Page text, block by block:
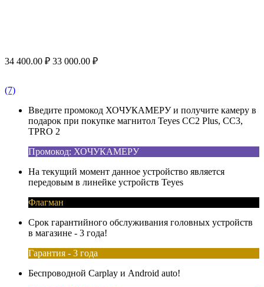
34 400.00 ₽ 33 000.00 ₽
(7)
Введите промокод ХОЧУКАМЕРУ и получите камеру в
подарок при покупке магнитол Teyes CC2 Plus, CC3,
TPRO 2
Промокод: ХОЧУКАМЕРУ
На текущий момент данное устройство является
передовым в линейке устройств Teyes
Флагман
Срок гарантийного обслуживания головных устройств
в магазине - 3 года!
Гарантия - 3 года
Беспроводной Carplay и Android auto!